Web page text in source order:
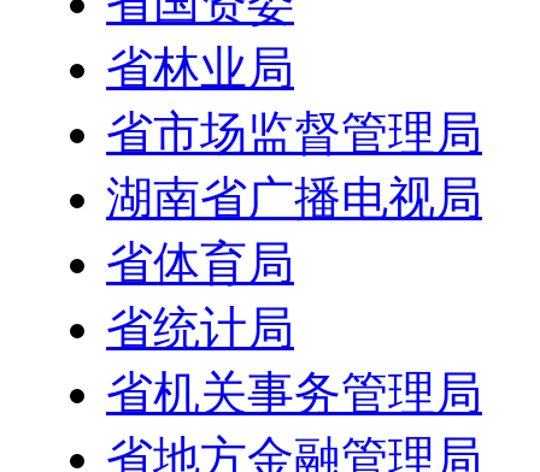
省林业局
省市场监督管理局
湖南省广播电视局
省体育局
省统计局
省机关事务管理局
省地方金融管理局